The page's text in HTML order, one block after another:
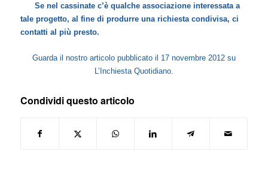
Se nel cassinate c’è qualche associazione interessata a
tale progetto, al fine di produrre una richiesta condivisa, ci
contatti al più presto.
Guarda il nostro articolo pubblicato il 17 novembre 2012 su
L’Inchiesta Quotidiano.
Condividi questo articolo